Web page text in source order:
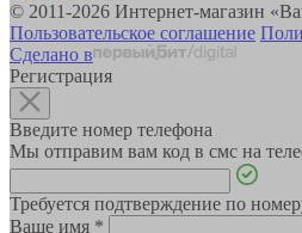
© 2011-2026 Интернет-магазин
Пользовательское соглашение
Сделано в
Регистрация
Введите номер телефона
Мы отправим вам код в смс на
Требуется подтверждение по
Ваше имя *